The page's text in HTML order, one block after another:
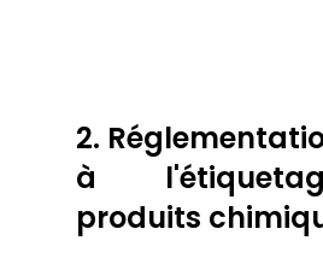
2.
à
produits